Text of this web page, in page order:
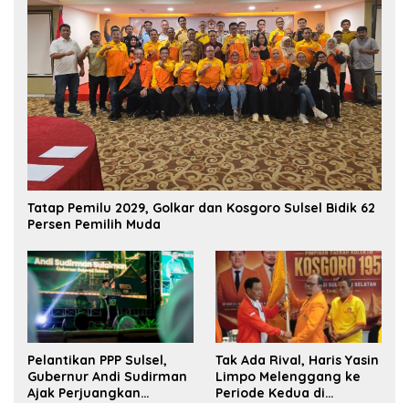
Tatap Pemilu 2029, Golkar dan Kosgoro Sulsel Bidik 62
Persen Pemilih Muda
Pelantikan PPP Sulsel,
Gubernur Andi Sudirman
Ajak Perjuangkan
Tak Ada Rival, Haris Yasin
Limpo Melenggang ke
Periode Kedua di